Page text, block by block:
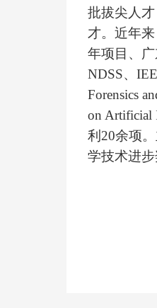
批拔尖人
才。近年
年项目、
NDSS、
Forensics
on Artificial
利 20余项
学技术进